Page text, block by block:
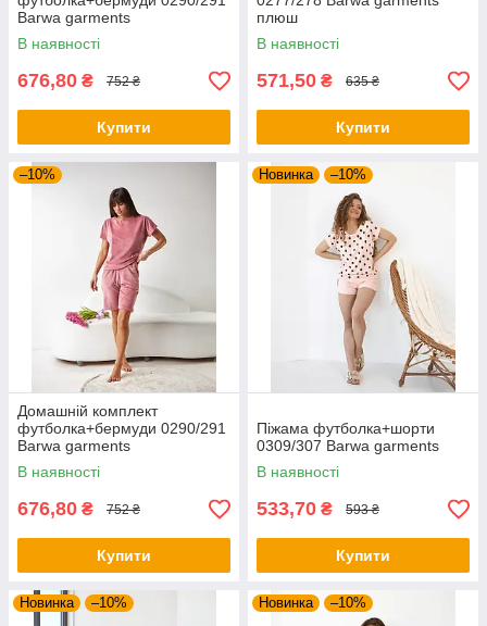
Barwa garments
В наявності
676,80 ₴ 752 ₴
Купити
плюш
В наявності
571,50 ₴ 635 ₴
Купити
–10%
Домашній комплект
футболка+бермуди 0290/291
Barwa garments
В наявності
676,80 ₴ 752 ₴
Купити
Новинка –10%
Піжама футболка+шорти
0309/307 Barwa garments
В наявності
533,70 ₴ 593 ₴
Купити
Новинка –10% Новинка –10%